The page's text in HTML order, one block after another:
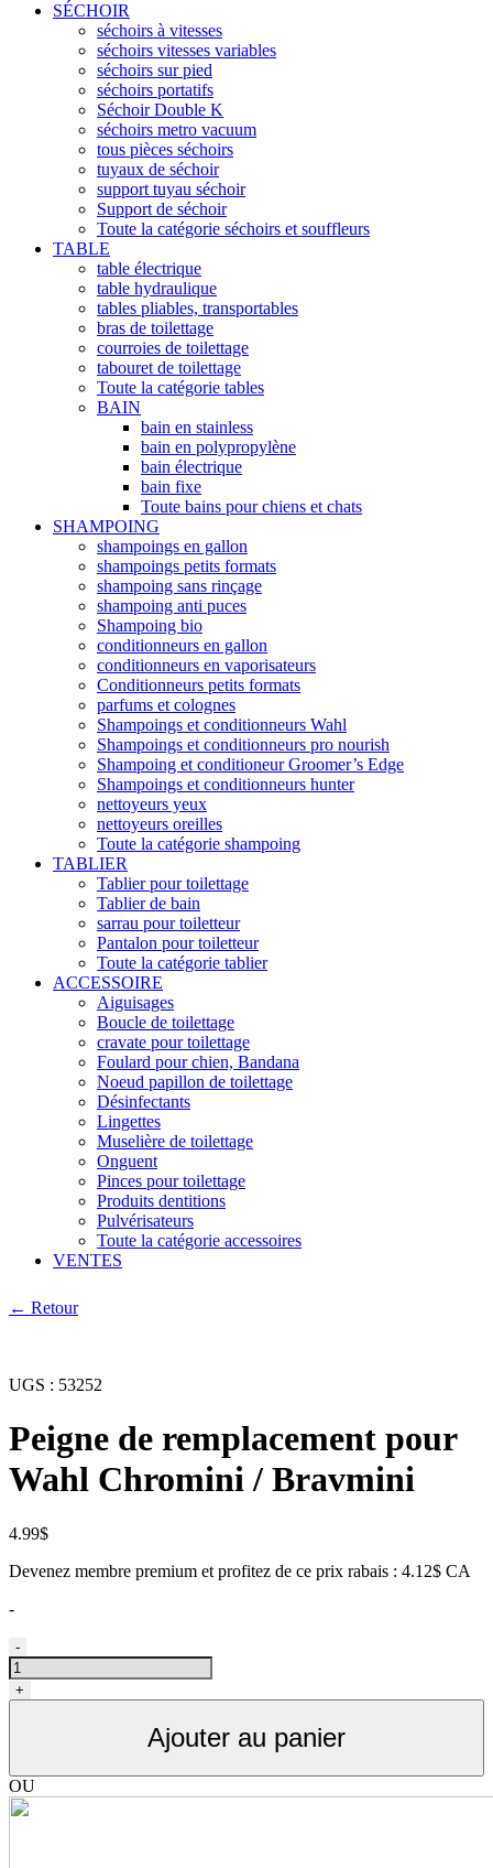
SÉCHOIR
séchoirs à vitesses
séchoirs vitesses variables
séchoirs sur pied
séchoirs portatifs
Séchoir Double K
séchoirs metro vacuum
tous pièces séchoirs
tuyaux de séchoir
support tuyau séchoir
Support de séchoir
Toute la catégorie séchoirs et souffleurs
TABLE
table électrique
table hydraulique
tables pliables, transportables
bras de toilettage
courroies de toilettage
tabouret de toilettage
Toute la catégorie tables
BAIN
bain en stainless
bain en polypropylène
bain électrique
bain fixe
Toute bains pour chiens et chats
SHAMPOING
shampoings en gallon
shampoings petits formats
shampoing sans rinçage
shampoing anti puces
Shampoing bio
conditionneurs en gallon
conditionneurs en vaporisateurs
Conditionneurs petits formats
parfums et colognes
Shampoings et conditionneurs Wahl
Shampoings et conditionneurs pro nourish
Shampoing et conditioneur Groomer’s Edge
Shampoings et conditionneurs hunter
nettoyeurs yeux
nettoyeurs oreilles
Toute la catégorie shampoing
TABLIER
Tablier pour toilettage
Tablier de bain
sarrau pour toiletteur
Pantalon pour toiletteur
Toute la catégorie tablier
ACCESSOIRE
Aiguisages
Boucle de toilettage
cravate pour toilettage
Foulard pour chien, Bandana
Noeud papillon de toilettage
Désinfectants
Lingettes
Muselière de toilettage
Onguent
Pinces pour toilettage
Produits dentitions
Pulvérisateurs
Toute la catégorie accessoires
VENTES
← Retour
UGS : 53252
Peigne de remplacement pour
Wahl Chromini / Bravmini
4.99$
Devenez membre premium et profitez de ce prix rabais : 4.12$ CA
-
quantité
de
Peigne
de
Chromini
/
-
+
Ajouter au panier
OU